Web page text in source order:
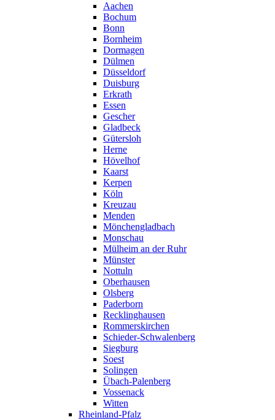
Aachen
Bochum
Bonn
Bornheim
Dormagen
Dülmen
Düsseldorf
Duisburg
Erkrath
Essen
Gescher
Gladbeck
Gütersloh
Herne
Hövelhof
Kaarst
Kerpen
Köln
Kreuzau
Menden
Mönchengladbach
Monschau
Mülheim an der Ruhr
Münster
Nottuln
Oberhausen
Olsberg
Paderborn
Recklinghausen
Rommerskirchen
Schieder-Schwalenberg
Siegburg
Soest
Solingen
Übach-Palenberg
Vossenack
Witten
Rheinland-Pfalz